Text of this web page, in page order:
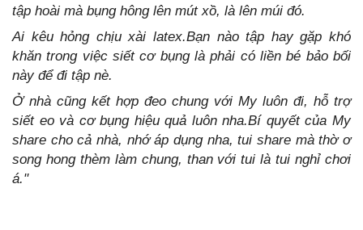
tập hoài mà bụng hông lên mút xồ, là lên múi đó.
Ai kêu hỏng chịu xài latex.Bạn nào tập hay gặp khó
khăn trong việc siết cơ bụng là phải có liền bé bảo bối
này để đi tập nè.
Ở nhà cũng kết hợp đeo chung với My luôn đi, hỗ trợ
siết eo và cơ bụng hiệu quả luôn nha.Bí quyết của My
share cho cả nhà, nhớ áp dụng nha, tui share mà thờ ơ
song hong thèm làm chung, than với tui là tui nghỉ chơi
á."